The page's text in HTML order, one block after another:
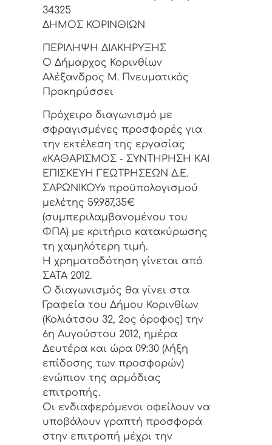
34325
ΔΗΜΟΣ ΚΟΡΙΝΘΙΩΝ
ΠΕΡΙΛΗΨΗ ΔΙΑΚΗΡΥΞΗΣ
Ο Δήμαρχος Κορινθίων
Αλέξανδρος Μ. Πνευματικός
Προκηρύσσει
Πρόχειρο διαγωνισμό με
σφραγισμένες προσφορές για
την εκτέλεση της εργασίας
«ΚΑΘΑΡΙΣΜΟΣ - ΣΥΝΤΗΡΗΣΗ ΚΑΙ
ΕΠΙΣΚΕΥΗ ΓΕΩΤΡΗΣΕΩΝ Δ.Ε.
ΣΑΡΩΝΙΚΟΥ» προϋπολογισμού
μελέτης 59.987,35€
(συμπεριλαμβανομένου του
ΦΠΑ) με κριτήριο κατακύρωσης
τη χαμηλότερη τιμή.
Η χρηματοδότηση γίνεται από
ΣΑΤΑ 2012.
Ο διαγωνισμός θα γίνει στα
Γραφεία του Δήμου Κορινθίων
(Κολιάτσου 32, 2ος όροφος) την
6η Αυγούστου 2012, ημέρα
Δευτέρα και ώρα 09:30 (λήξη
επίδοσης των προσφορών)
ενώπιον της αρμόδιας
επιτροπής.
Οι ενδιαφερόμενοι οφείλουν να
υποβάλουν γραπτή προσφορά
στην επιτροπή μέχρι την